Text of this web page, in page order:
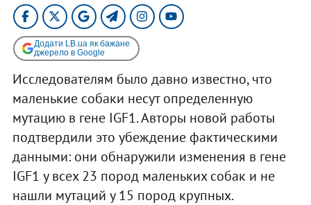
Додати LB.ua як бажане
джерело в Google
Исследователям было давно известно, что
маленькие собаки несут определенную
мутацию в гене IGF1. Авторы новой работы
подтвердили это убеждение фактическими
данными: они обнаружили изменения в гене
IGF1 у всех 23 пород маленьких собак и не
нашли мутаций у 15 пород крупных.